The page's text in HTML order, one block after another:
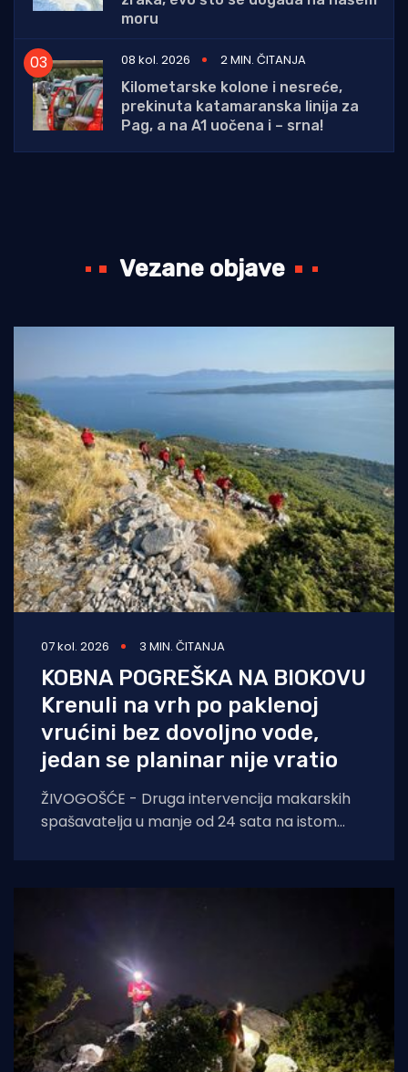
moru
08 kol. 2026
2 MIN. ČITANJA
Kilometarske kolone i nesreće,
prekinuta katamaranska linija za
Pag, a na A1 uočena i – srna!
Vezane objave
07 kol. 2026 3 MIN. ČITANJA
KOBNA POGREŠKA NA BIOKOVU
Krenuli na vrh po paklenoj
vrućini bez dovoljno vode,
jedan se planinar nije vratio
ŽIVOGOŠĆE - Druga intervencija makarskih
spašavatelja u manje od 24 sata na istom